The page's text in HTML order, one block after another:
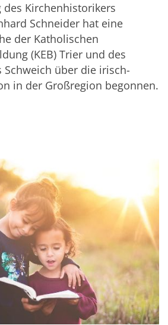
Kirchenhistorikers
Schneider hat eine
der Katholischen
(KEB) Trier und des
Schweich über die irisch-
in der Großregion begonnen.